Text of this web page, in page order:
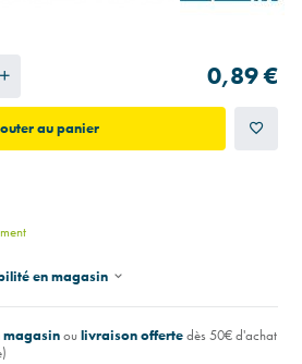
0,89 €
au panier
en magasin
magasinoulivraison offertedès 50€ d'achat